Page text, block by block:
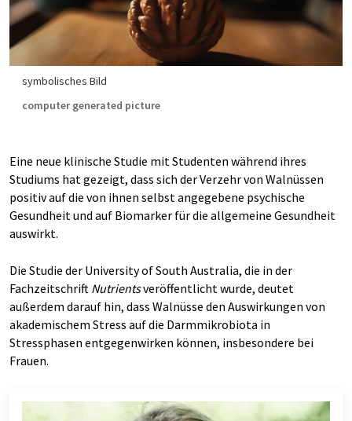
symbolisches Bild
computer generated picture
Eine neue klinische Studie mit Studenten während ihres
Studiums hat gezeigt, dass sich der Verzehr von Walnüssen
positiv auf die von ihnen selbst angegebene psychische
Gesundheit und auf Biomarker für die allgemeine Gesundheit
auswirkt.
Die Studie der University of South Australia, die in der
Fachzeitschrift Nutrientsveröffentlicht wurde, deutet
außerdem darauf hin, dass Walnüsse den Auswirkungen von
akademischem Stress auf die Darmmikrobiota in
Stressphasen entgegenwirken können, insbesondere bei
Frauen.